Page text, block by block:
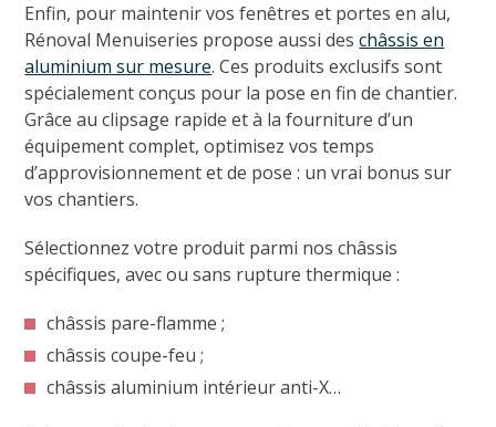
Enfin, pour maintenir vos fenêtres et portes en alu,
Rénoval Menuiseries propose aussi deschâssis en
aluminium sur mesure. Ces produits exclusifs sont
spécialement conçus pour la pose en fin de chantier.
Grâce au clipsage rapide et à la fourniture d’un
équipement complet, optimisez vos temps
d’approvisionnement et de pose : un vrai bonus sur
vos chantiers.
Sélectionnez votre produit parmi nos châssis
spécifiques, avec ou sans rupture thermique :
châssis pare-flamme ;
châssis coupe-feu ;
châssis aluminium intérieur anti-X…